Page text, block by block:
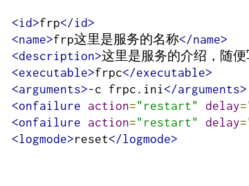
<id>frp</id>
<name>frp这里是服务的名称</name>
<description>这里是服务的介绍，随便
<executable>frpc</executable>
<arguments>-c frpc.ini</arguments>
<onfailure action="restart" delay=
<onfailure action="restart" delay=
<logmode>reset</logmode>